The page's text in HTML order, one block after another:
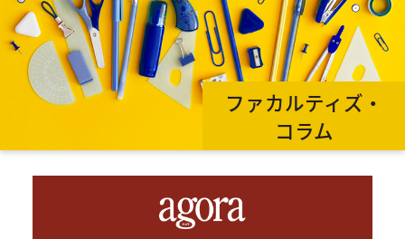
ファカルティズ・
コラム